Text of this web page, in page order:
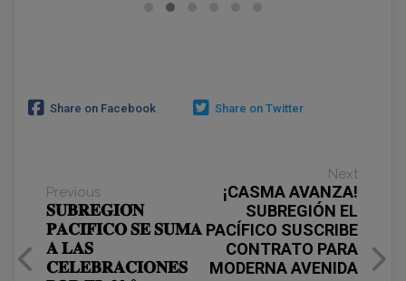
Share on Facebook Share on Twitter
Previous
𝐒𝐔𝐁𝐑𝐄𝐆𝐈𝐎́𝐍
𝐏𝐀𝐂𝐈́𝐅𝐈𝐂𝐎 𝐒𝐄 𝐒𝐔𝐌𝐀
𝐀 𝐋𝐀𝐒
𝐂𝐄𝐋𝐄𝐁𝐑𝐀𝐂𝐈𝐎𝐍𝐄𝐒
Next
¡CASMA AVANZA!
SUBREGIÓN EL
PACÍFICO SUSCRIBE
CONTRATO PARA
MODERNA AVENIDA